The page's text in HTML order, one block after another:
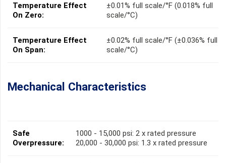
Temperature Effect
On Zero:
±0.01% full scale/°F (0.018% full
scale/°C)
Temperature Effect
On Span:
±0.02% full scale/°F (±0.036% full
scale/°C)
Mechanical Characteristics
Safe
Overpressure:
1000 - 15,000 psi: 2 x rated pressure
20,000 - 30,000 psi: 1.3 x rated pressure